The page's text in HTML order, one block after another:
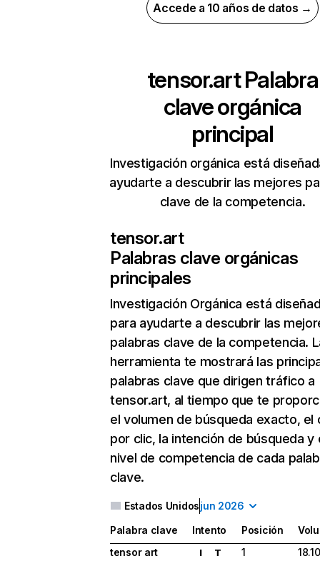
Accede a 10 años de datos →
tensor.artPalabra
clave orgánica
principal
Investigación orgánica está
ayudarte a descubrir las mejores
clave de la competencia.
tensor.art
Palabras clave orgánicas
principales
Investigación Orgánica está
para ayudarte a descubrir las
palabras clave de la competencia.
herramienta te mostrará las
palabras clave que dirigen tráfico a
tensor.art, al tiempo que te
el volumen de búsqueda exacto, el
por clic, la intención de búsqueda y
nivel de competencia de cada
clave.
Estados Unidosjun 2026
Palabra clave Intento Posición
tensor art
I T 1